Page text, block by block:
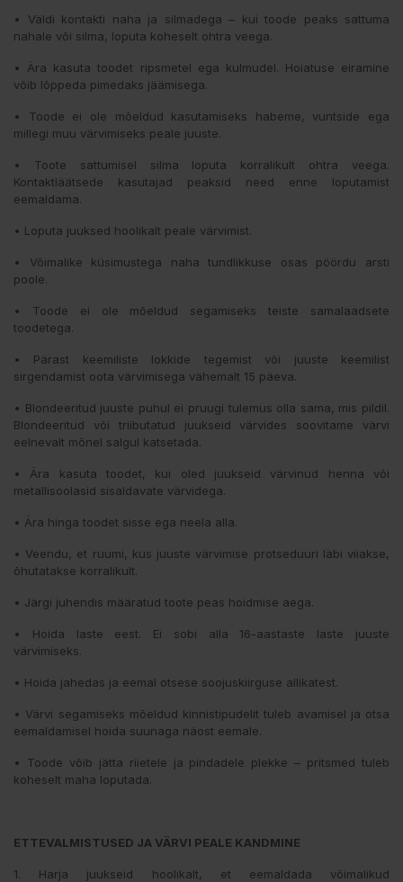
• Väldi kontakti naha ja silmadega – kui toode peaks sattuma
nahale või silma, loputa koheselt ohtra veega.
• Ära kasuta toodet ripsmetel ega kulmudel. Hoiatuse eiramine
võib lõppeda pimedaks jäämisega.
• Toode ei ole mõeldud kasutamiseks habeme, vuntside ega
millegi muu värvimiseks peale juuste.
• Toote sattumisel silma loputa korralikult ohtra veega.
Kontaktläätsede kasutajad peaksid need enne loputamist
eemaldama.
• Loputa juuksed hoolikalt peale värvimist.
• Võimalike küsimustega naha tundlikkuse osas pöördu arsti
poole.
• Toode ei ole mõeldud segamiseks teiste samalaadsete
toodetega.
• Pärast keemiliste lokkide tegemist või juuste keemilist
sirgendamist oota värvimisega vähemalt 15 päeva.
• Blondeeritud juuste puhul ei pruugi tulemus olla sama, mis pildil.
Blondeeritud või triibutatud juukseid värvides soovitame värvi
eelnevalt mõnel salgul katsetada.
• Ära kasuta toodet, kui oled juukseid värvinud henna või
metallisoolasid sisaldavate värvidega.
• Ära hinga toodet sisse ega neela alla.
• Veendu, et ruumi, kus juuste värvimise protseduuri läbi viiakse,
õhutatakse korralikult.
• Järgi juhendis määratud toote peas hoidmise aega.
• Hoida laste eest. Ei sobi alla 16-aastaste laste juuste
värvimiseks.
• Hoida jahedas ja eemal otsese soojuskiirguse allikatest.
• Värvi segamiseks mõeldud kinnistipudelit tuleb avamisel ja otsa
eemaldamisel hoida suunaga näost eemale.
• Toode võib jätta riietele ja pindadele plekke – pritsmed tuleb
koheselt maha loputada.
ETTEVALMISTUSED JA VÄRVI PEALE KANDMINE
1. Harja juukseid hoolikalt, et eemaldada võimalikud